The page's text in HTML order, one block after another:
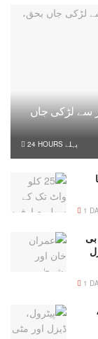
سے لڑکی جاں
24 HOURS پہلے
بی